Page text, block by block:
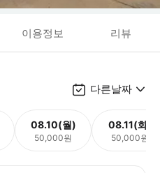
이용정보 리뷰
다른날짜
08.10(월)
50,000원
08.11(화)
50,000원